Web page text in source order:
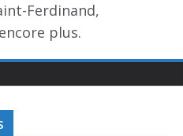
Ferdinand,
plus.